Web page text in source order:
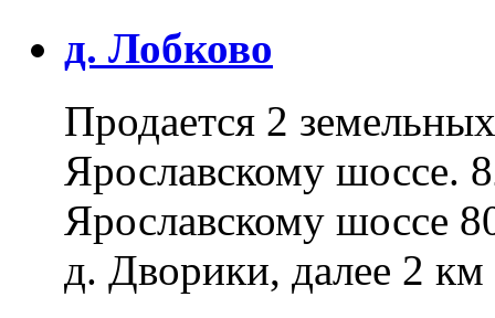
д. Лобково
Продается 2
Ярославскому
Ярославскому шоссе
д. Дворики, далее 2